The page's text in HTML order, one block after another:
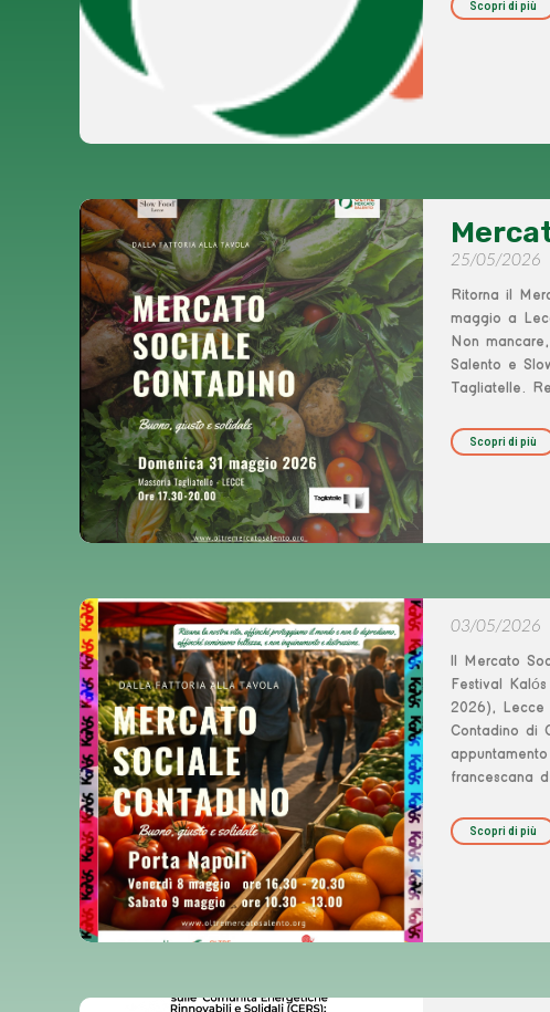
Scopri di più
25/05/2026
Ritorna il
maggio a
Non
Salento e
Tagliatelle.
Scopri di più
03/05/2026
Il Mercato
Festival
2026), Lecce
Contadino di
francescana
Scopri di più